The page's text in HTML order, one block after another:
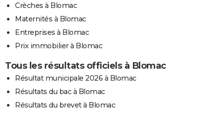
Crèches à Blomac
Maternités à Blomac
Entreprises à Blomac
Prix immobilier à Blomac
Tous les résultats officiels à Blomac
Résultat municipale 2026 à Blomac
Résultats du bac à Blomac
Résultats du brevet à Blomac